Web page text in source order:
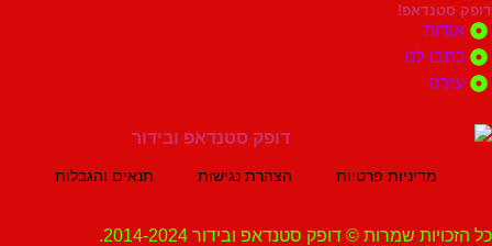
לנו
מדיניות פרטיות הצהרת נגישות תנאים והגבלות
שמרות © דופק סטנדאפ ובידור 2014-2024.